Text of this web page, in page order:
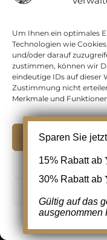
Um Ihnen ein optimales
Technologien wie
und/oder darauf
zustimmen, können wir
eindeutige IDs auf dieser
Zustimmung nicht
Merkmale und
Zur Wunschliste
hinzufügen
Schweiz,
Sparen Sie
15% Rabatt ab
30% Rabatt ab
Gültig auf das
ausgenommen